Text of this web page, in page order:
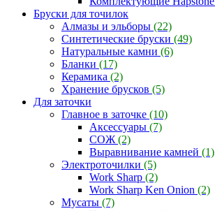
Бруски для точилок
Алмазы и эльборы (22)
Синтетические бруски (49)
Натуральные камни (6)
Бланки (17)
Керамика (2)
Хранение брусков (5)
Для заточки
Главное в заточке (10)
Аксессуары (7)
СОЖ (2)
Выравнивание камней (1)
Электроточилки (5)
Work Sharp (2)
Work Sharp Ken Onion (2)
Мусаты (7)